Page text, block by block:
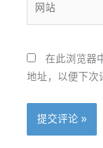
在此浏览器
地址，以便下次